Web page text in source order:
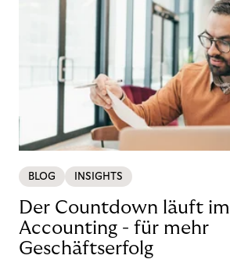
BLOG INSIGHTS
Der Countdown läuft im
Accounting - für mehr
Geschäftserfolg